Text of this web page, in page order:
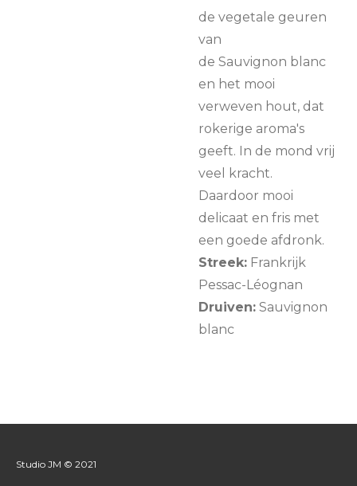
de vegetale geuren
van
de Sauvignon blanc
en het mooi
verweven hout, dat
rokerige aroma's
geeft. In de mond vrij
veel kracht.
Daardoor mooi
delicaat en fris met
een goede afdronk.
Streek: Frankrijk
Pessac-Léognan
Druiven: Sauvignon
blanc
Studio JM © 2021